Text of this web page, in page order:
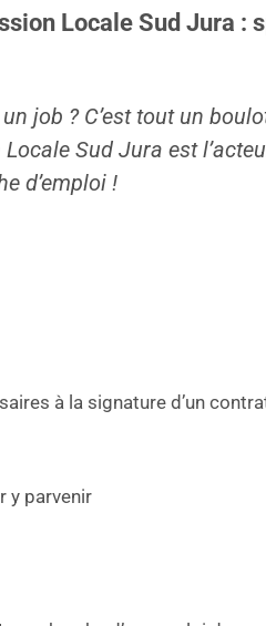
Locale Sud Jura :
job ? C’est tout un
Sud Jura est
d’emploi !
à la signature d’un
y parvenir